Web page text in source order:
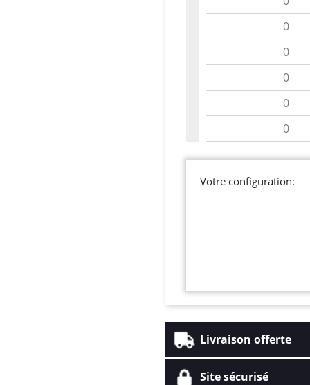
Votre configuration:
Livraison offerte
Site sécurisé